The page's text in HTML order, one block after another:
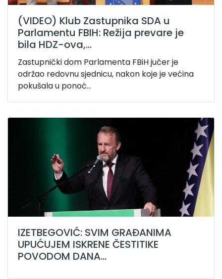
(VIDEO) Klub Zastupnika SDA u
Parlamentu FBIH: Režija prevare je
bila HDZ-ova,...
Zastupnički dom Parlamenta FBiH jučer je
održao redovnu sjednicu, nakon koje je većina
pokušala u ponoć...
IZETBEGOVIĆ: SVIM GRAĐANIMA
UPUĆUJEM ISKRENE ČESTITIKE
POVODOM DANA...